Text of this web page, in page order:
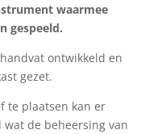
waarmee
gespeeld.
ontwikkeld en
gezet.
te plaatsen kan er
de beheersing van